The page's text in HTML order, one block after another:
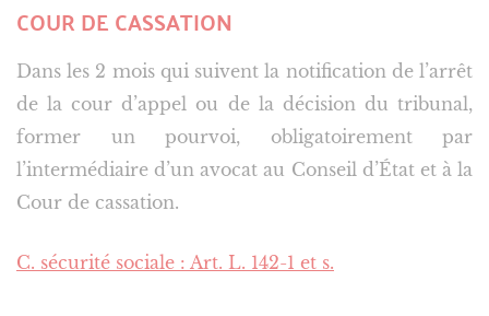
COUR DE CASSATION
Dans les 2 mois qui suivent la notification de l’arrêt
de la cour d’appel ou de la décision du tribunal,
former un pourvoi, obligatoirement par
l’intermédiaire d’un avocat au Conseil d’État et à la
Cour de cassation.
C. sécurité sociale : Art. L. 142-1 et s.